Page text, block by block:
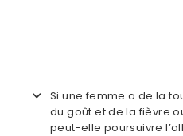
Si une femme a de la
du goût et de la fièvre
peut-elle poursuivre